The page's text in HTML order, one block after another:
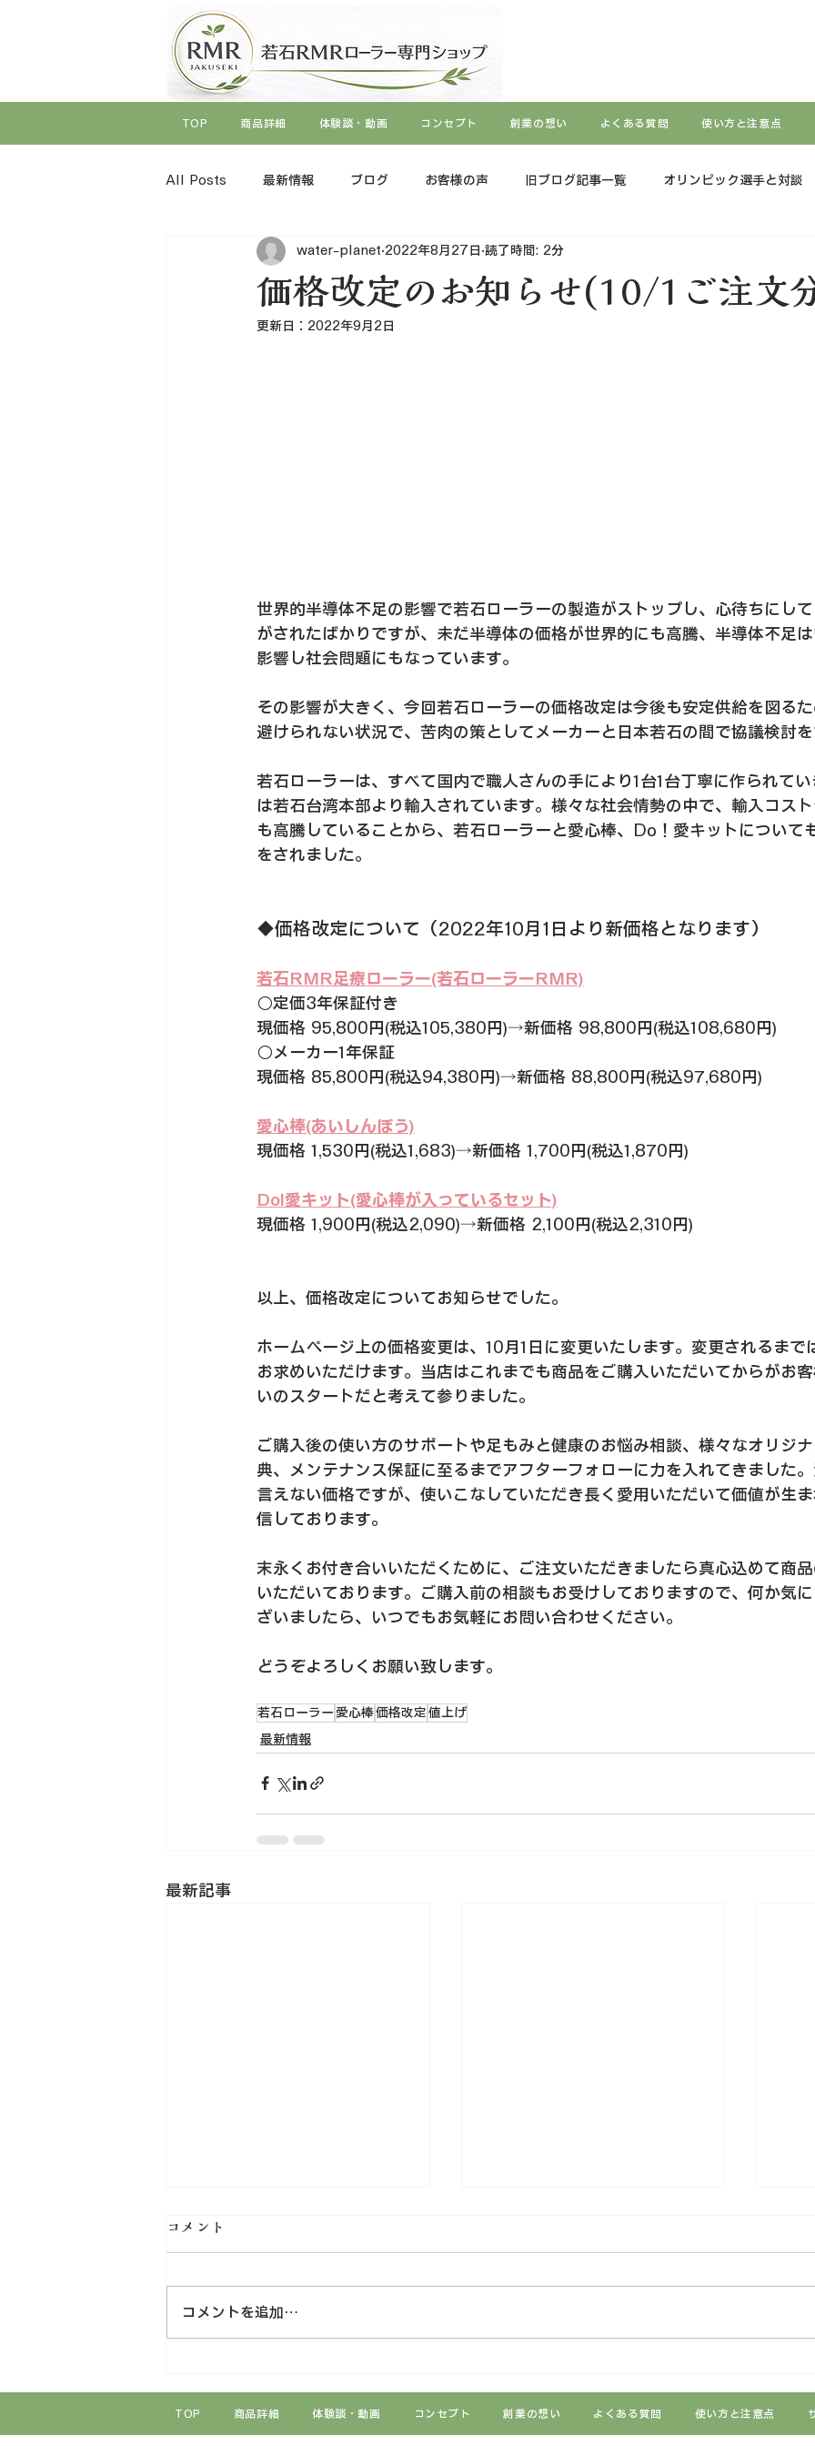
TOP 商品詳細 体験談・動画 コンセプト 創業の想い よくある質問 使い方と注意点
All Posts 最新情報 ブログ お客様の声 旧ブログ記事一覧 オリンピック選手と対談
価格改定のお知らせ(10/1ご注文
water-planet 2022年8月27日 読了時間: 2分
更新日： 2022年9月2日
世界的半導体不足の影響で若石ローラーの製造がストップし、心待ちにし
がされたばかりですが、未だ半導体の価格が世界的にも高騰、半導体不足
影響し社会問題にもなっています。
その影響が大きく、今回若石ローラーの価格改定は今後も安定供給を図る
避けられない状況で、苦肉の策としてメーカーと日本若石の間で協議検討を
若石ローラーは、すべて国内で職人さんの手により1台1台丁寧に作られて
は若石台湾本部より輸入されています。様々な社会情勢の中で、輸入コス
も高騰していることから、若石ローラーと愛心棒、Do！愛キットについて
をされました。
◆価格改定について（2022年10月1日より新価格となります）
若石RMR足療ローラー(若石ローラーRMR)
○定価3年保証付き
現価格 95,800円(税込105,380円)→新価格 98,800円(税込108,680円)
○メーカー1年保証
現価格 85,800円(税込94,380円)→新価格 88,800円(税込97,680円)
愛心棒(あいしんぼう)
現価格 1,530円(税込1,683)→新価格 1,700円(税込1,870円)
Do!愛キット(愛心棒が入っているセット)
現価格 1,900円(税込2,090)→新価格 2,100円(税込2,310円)
以上、価格改定についてお知らせでした。
ホームページ上の価格変更は、10月1日に変更いたします。変更されるまで
お求めいただけます。当店はこれまでも商品をご購入いただいてからがお
いのスタートだと考えて参りました。
ご購入後の使い方のサポートや足もみと健康のお悩み相談、様々なオリジ
典、メンテナンス保証に至るまでアフターフォローに力を入れてきました
言えない価格ですが、使いこなしていただき長く愛用いただいて価値が生
信しております。
末永くお付き合いいただくために、ご注文いただきましたら真心込めて商
いただいております。ご購入前の相談もお受けしておりますので、何か気
ざいましたら、いつでもお気軽にお問い合わせください。
どうぞよろしくお願い致します。
若石ローラー 愛心棒 価格改定 値上げ
最新情報
最新記事
して始められるようになりま
した
お知らせ
の
コメント
コメントを追加…
TOP 商品詳細 体験談・動画 コンセプト 創業の想い よくある質問 使い方と注意点